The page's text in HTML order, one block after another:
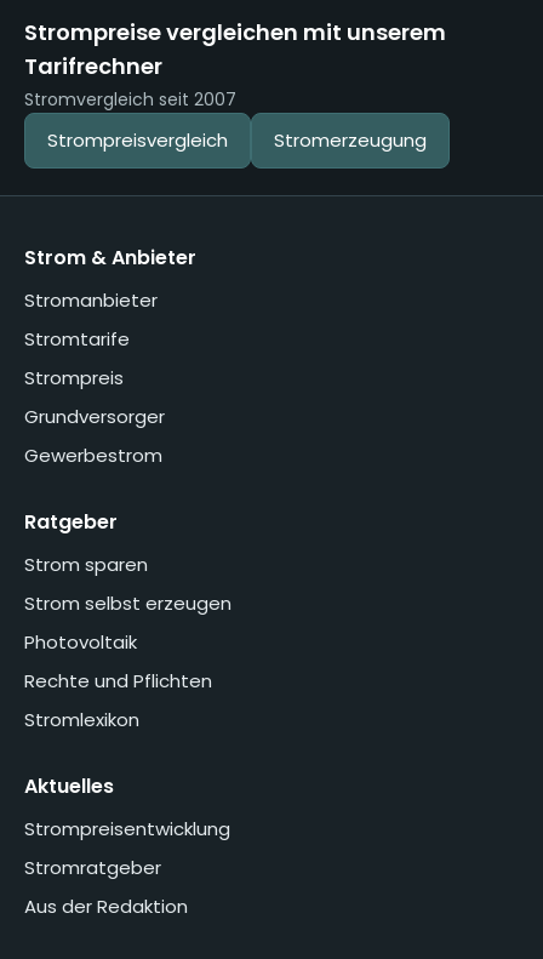
Strompreise vergleichen mit unserem
Tarifrechner
Stromvergleich seit 2007
Strompreisvergleich Stromerzeugung
Strom & Anbieter
Stromanbieter
Stromtarife
Strompreis
Grundversorger
Gewerbestrom
Ratgeber
Strom sparen
Strom selbst erzeugen
Photovoltaik
Rechte und Pflichten
Stromlexikon
Aktuelles
Strompreisentwicklung
Stromratgeber
Aus der Redaktion